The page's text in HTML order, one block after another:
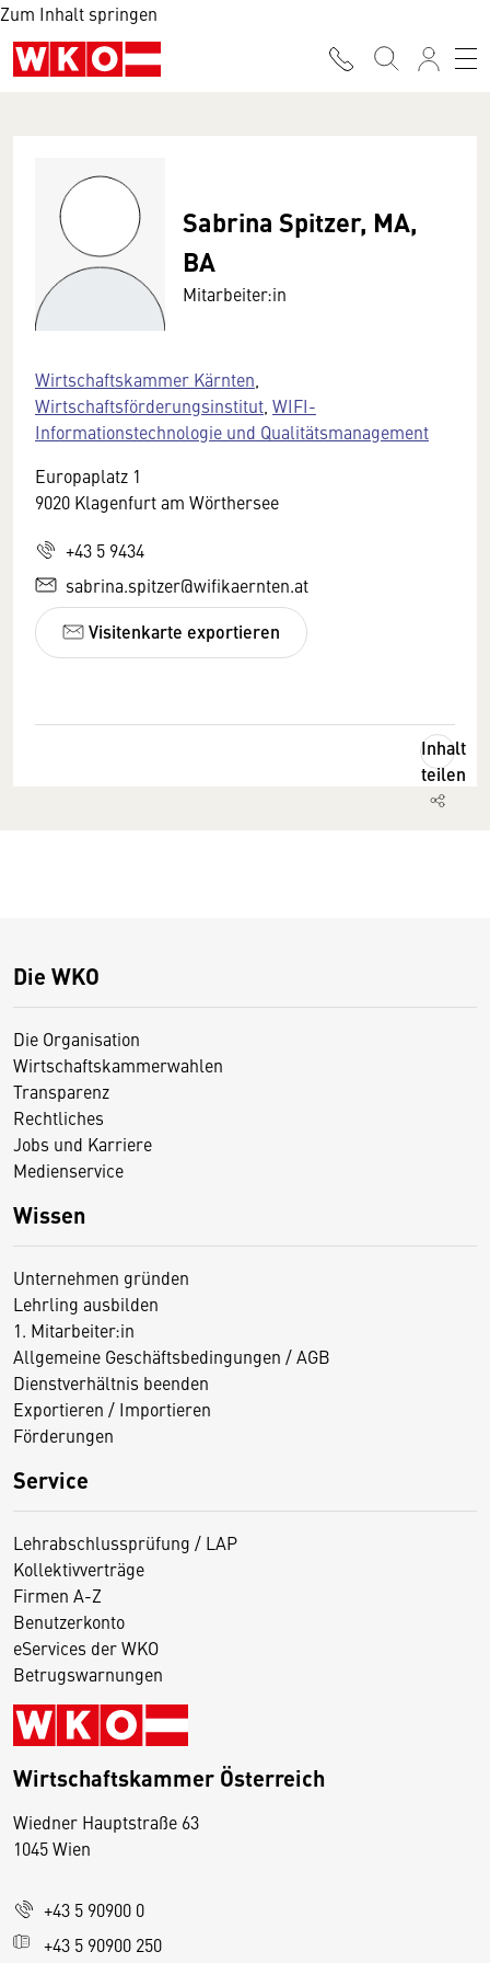
Zum Inhalt springen
Sabrina Spitzer, MA,
BA
Mitarbeiter:in
Wirtschaftskammer Kärnten
Wirtschaftsförderungsinstitut WIFI-
Informationstechnologie und Qualitätsmanagement
Europaplatz 1
9020 Klagenfurt am Wörthersee
+43 5 9434
sabrina.spitzer@wifikaernten.at
Visitenkarte exportieren
Inhalt
teilen
Die WKO
Die Organisation
Wirtschaftskammerwahlen
Transparenz
Rechtliches
Jobs und Karriere
Medienservice
Wissen
Unternehmen gründen
Lehrling ausbilden
1. Mitarbeiter:in
Allgemeine Geschäftsbedingungen / AGB
Dienstverhältnis beenden
Exportieren / Importieren
Förderungen
Service
Lehrabschlussprüfung / LAP
Kollektivverträge
Firmen A-Z
Benutzerkonto
eServices der WKO
Betrugswarnungen
Wirtschaftskammer Österreich
Wiedner Hauptstraße 63
1045 Wien
+43 5 90900 0
+43 5 90900 250
D
s
e